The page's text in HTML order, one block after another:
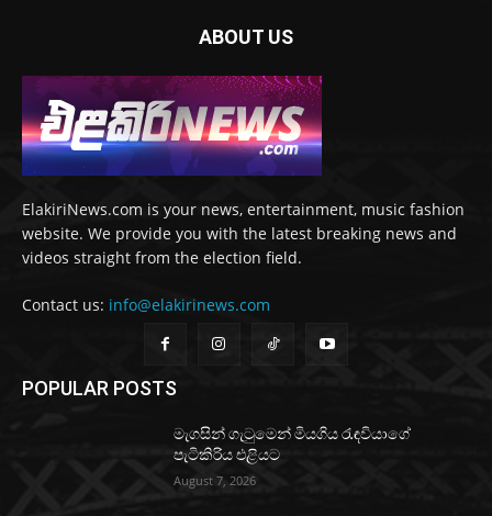
ABOUT US
ElakiriNews.com is your news, entertainment, music fashion
website. We provide you with the latest breaking news and
videos straight from the election field.
Contact us: info@elakirinews.com
POPULAR POSTS
මැගසින් ගැටුමෙන් මියගිය රැඳවියාගේ
පැටිකිරිය එළියට
August 7, 2026